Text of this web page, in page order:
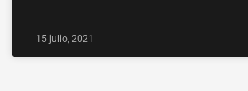
15 julio, 2021